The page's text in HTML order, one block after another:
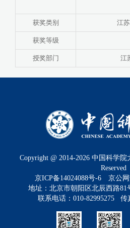
获奖类别 江
获奖等级
授奖部门 江
Copyright @ 2014-2026 中国科学院
Reserved
京ICP备14024088号-6
京公网
地址：北京市朝阳区北辰西路81
联系电话：010-82995275 传